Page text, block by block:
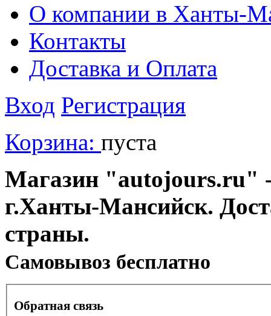
О компании в Ханты-
Контакты
Доставка и Оплата
Вход Регистрация
Корзина: пуста
Магазин "autojours.ru" -
г.Ханты-Мансийск.
страны.
Cамовывоз бесплатно
Обратная связь